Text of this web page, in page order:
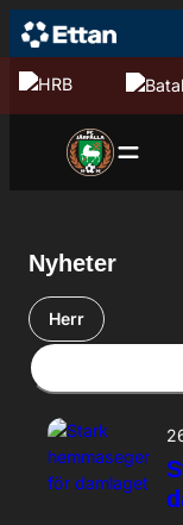
Hoppa till innehåll
Hoppa
till
innehåll
Nyheter
Herr